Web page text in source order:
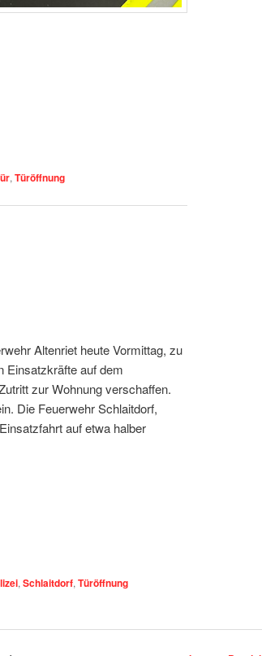
,Türöffnung
Altenriet heute Vormittag, zu
Einsatzkräfte auf dem
zur Wohnung verschaffen.
Die Feuerwehr Schlaitdorf,
auf etwa halber
, Schlaitdorf, Türöffnung